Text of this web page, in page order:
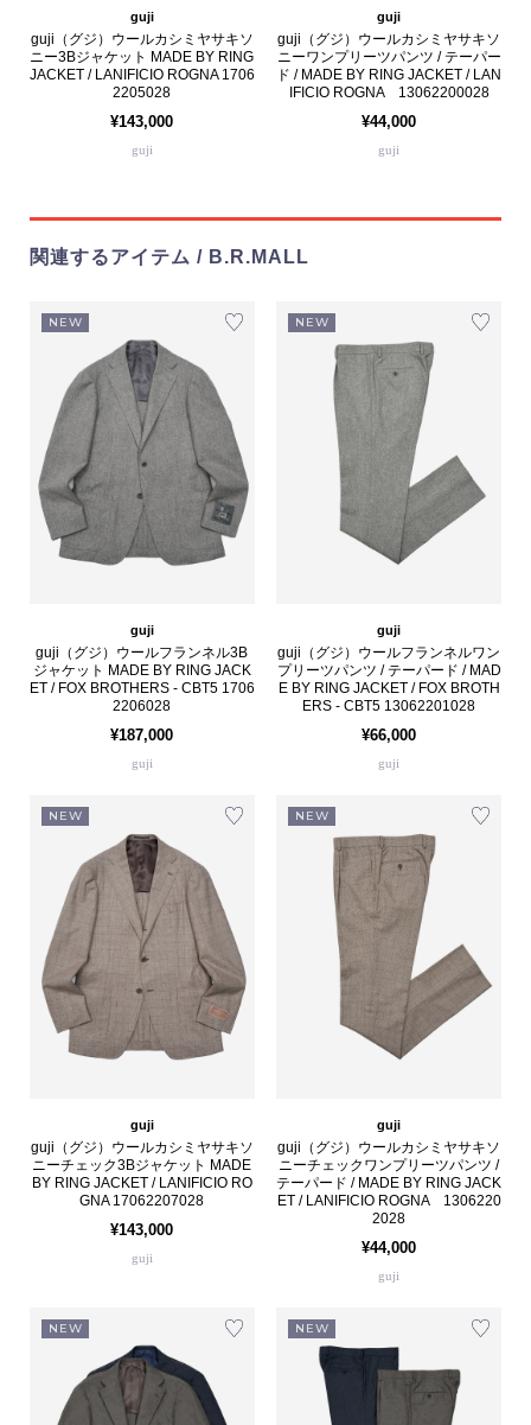
guji
guji（グジ）ウールカシミヤサキソ
ニー3Bジャケット MADE BY RING
JACKET / LANIFICIO ROGNA 1706
2205028
¥143,000
guji
guji
guji（グジ）ウールカシミヤサキソ
ニーワンプリーツパンツ / テーパー
ド / MADE BY RING JACKET / LAN
IFICIO ROGNA 13062200028
¥44,000
guji
関連するアイテム / B.R.MALL
NEW
guji
guji（グジ）ウールフランネル3B
ジャケット MADE BY RING JACK
ET / FOX BROTHERS - CBT5 1706
2206028
¥187,000
guji
NEW
guji
guji（グジ）ウールフランネルワン
プリーツパンツ / テーパード / MAD
E BY RING JACKET / FOX BROTH
ERS - CBT5 13062201028
¥66,000
guji
NEW
guji
guji（グジ）ウールカシミヤサキソ
ニーチェック3Bジャケット MADE
BY RING JACKET / LANIFICIO RO
GNA 17062207028
¥143,000
guji
NEW
guji
guji（グジ）ウールカシミヤサキソ
ニーチェックワンプリーツパンツ /
テーパード / MADE BY RING JACK
ET / LANIFICIO ROGNA 1306220
2028
¥44,000
guji
NEW NEW